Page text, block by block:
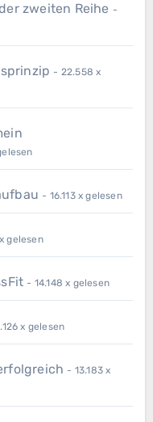
zweiten Reihe -
- 22.558 x
- 16.113 x gelesen
gelesen
- 14.148 x gelesen
x gelesen
- 13.183 x